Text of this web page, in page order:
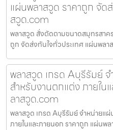
แผ่นพลาสวูด ราคาถูก จัด
สวูด.com
พลาสวูด สั่งตัดตามขนาดสมุทรสาค
ถูก จัดส่งทันใจทั่วประเทศ แผ่นพล
พลาสวูด เกรด Aบุรีรัมย์
สำหรับงานตกแต่ง ภายใ
ลาสวูด.com
พลาสวูด เกรด Aบุรีรัมย์ จำหน่ายแ
ภายในและภายนอก ราคาถูก แผ่น